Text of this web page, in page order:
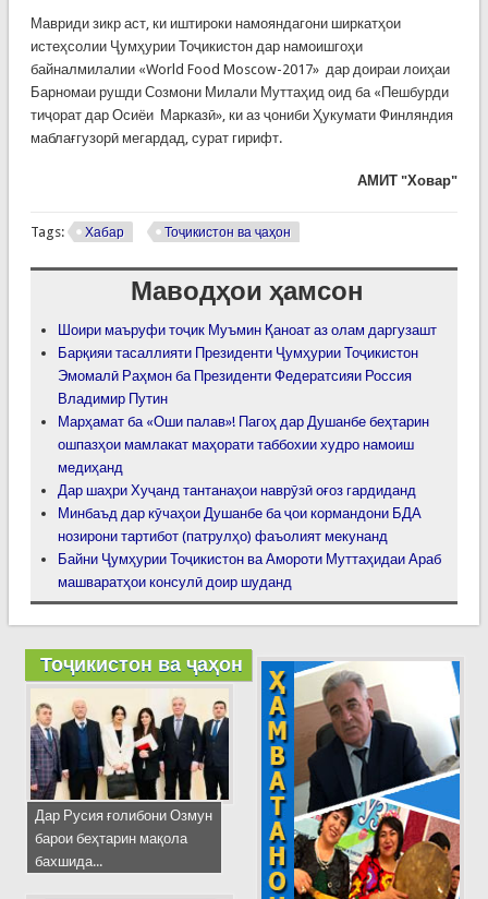
Мавриди зикр аст, ки иштироки намояндагони ширкатҳои
истеҳсолии Ҷумҳурии Тоҷикистон дар намоишгоҳи
байналмилалии «World Food Moscow-2017» дар доираи лоиҳаи
Барномаи рушди Созмони Милали Муттаҳид оид ба «Пешбурди
тиҷорат дар Осиёи Марказӣ», ки аз ҷониби Ҳукумати Финляндия
маблағгузорӣ мегардад, сурат гирифт.
АМИТ "Ховар"
Tags: Хабар Тоҷикистон ва ҷаҳон
Маводҳои ҳамсон
Шоири маъруфи тоҷик Муъмин Қаноат аз олам даргузашт
Барқияи тасаллияти Президенти Ҷумҳурии Тоҷикистон
Эмомалӣ Раҳмон ба Президенти Федератсияи Россия
Владимир Путин
Марҳамат ба «Оши палав»! Пагоҳ дар Душанбе беҳтарин
ошпазҳои мамлакат маҳорати таббохии худро намоиш
медиҳанд
Дар шаҳри Хуҷанд тантанаҳои наврӯзӣ оғоз гардиданд
Минбаъд дар кӯчаҳои Душанбе ба ҷои кормандони БДА
нозирони тартибот (патрулҳо) фаъолият мекунанд
Байни Ҷумҳурии Тоҷикистон ва Амороти Муттаҳидаи Араб
машваратҳои консулӣ доир шуданд
Тоҷикистон ва ҷаҳон
Дар Русия ғолибони Озмун
барои беҳтарин мақола
бахшида...